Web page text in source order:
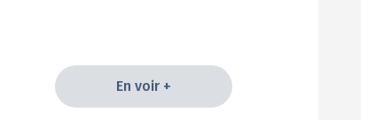
En voir +